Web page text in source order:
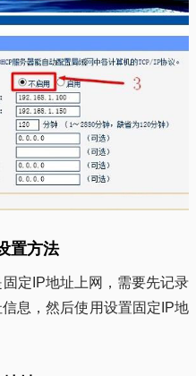
置方法
定IP地址上网，需要先记录
息，然后使用设置固定IP地